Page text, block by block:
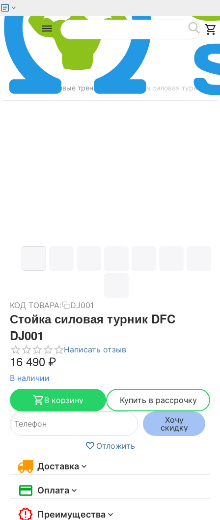
Силовые тренажеры Стойка силовая турник
КОД ТОВАРА: DJ001
Стойка силовая турник DFC
DJ001
Написать отзыв
16 490₽
В наличии
В корзину
Купить в рассрочку
Хочу
скидку
Отложить
Доставка
Оплата
Преимущества
Меню Найти